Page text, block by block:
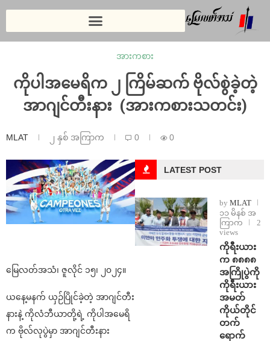
အားကစား
ကိုပါအမေရိက ၂ ကြိမ်ဆက် ဗိုလ်စွဲခဲ့တဲ့
အာဂျင်တီးနား (အားကစားသတင်း)
MLAT ၂ နှစ် အကြာက 0 0
မြေလတ်အသံ၊ ဇူလိုင် ၁၅၊ ၂၀၂၄။
ယနေ့မနက် ယှဉ်ပြိုင်ခဲ့တဲ့ အာဂျင်တီး
နားနဲ့ ကိုလံဘီယာတို့ရဲ့ ကိုပါအမေရိ
က ဗိုလ်လုပွဲမှာ အာဂျင်တီးနား
LATEST POST
by MLAT
၁၁ မိနစ် အ
ကြာက
2
views
ကိုရီးယား
က ၈၈၈၈
အကြိုပွဲကို
ကိုရီးယား
အမတ်
ကိုယ်တိုင်
တက်
ရောက်